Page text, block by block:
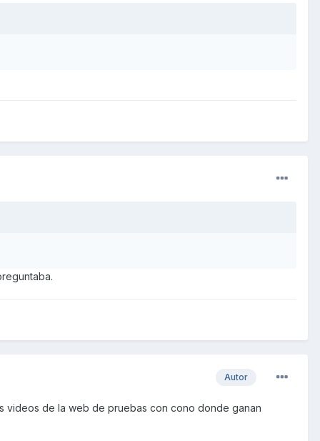
Autor
videos de la web de pruebas con cono donde ganan